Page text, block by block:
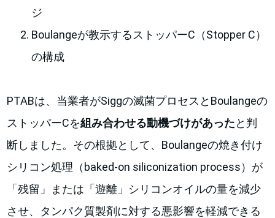
ジ
Boulangeが教示するストッパーC（Stopper C）
の構成
PTABは、当業者がSiggの滅菌プロセスとBoulangeの
ストッパーCを組み合わせる動機づけがあったと判
断しました。その根拠として、Boulangeの焼き付け
シリコン処理（baked-on siliconization process）が
「残留」または「遊離」シリコンオイルの量を減少
させ、タンパク質製剤に対する悪影響を軽減できる